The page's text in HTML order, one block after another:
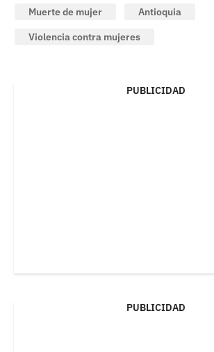
Muerte de mujer
Antioquia
Violencia contra mujeres
PUBLICIDAD
PUBLICIDAD